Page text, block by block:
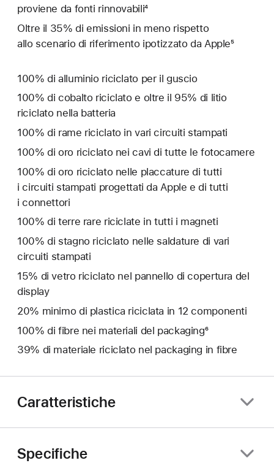
proviene da fonti rinnovabili⁴
Oltre il 35% di emissioni in meno rispetto
allo scenario di riferimento ipotizzato da Apple⁵
100% di alluminio riciclato per il guscio
100% di cobalto riciclato e oltre il 95% di litio
riciclato nella batteria
100% di rame riciclato in vari circuiti stampati
100% di oro riciclato nei cavi di tutte le fotocamere
100% di oro riciclato nelle placcature di tutti
i circuiti stampati progettati da Apple e di tutti
i connettori
100% di terre rare riciclate in tutti i magneti
100% di stagno riciclato nelle saldature di vari
circuiti stampati
15% di vetro riciclato nel pannello di copertura del
display
20% minimo di plastica riciclata in 12 componenti
100% di fibre nei materiali del packaging⁶
39% di materiale riciclato nel packaging in fibre
Caratteristiche
Specifiche